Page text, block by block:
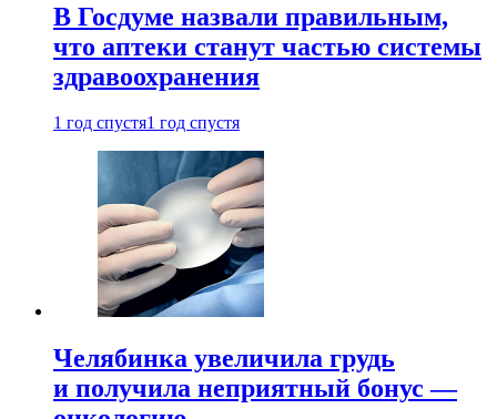
В Госдуме назвали правильным,
что аптеки станут частью системы
здравоохранения
1 год спустя1 год спустя
Челябинка увеличила грудь
и получила неприятный бонус —